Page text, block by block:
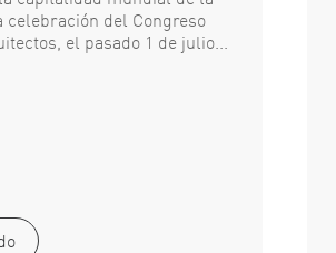
celebración del Congreso
el pasado 1 de julio...